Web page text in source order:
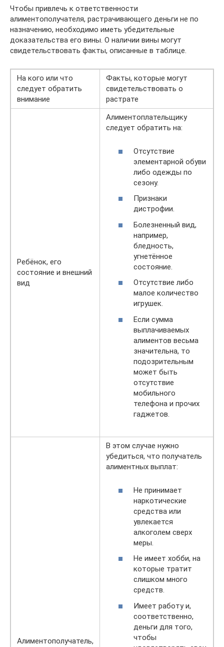
Чтобы привлечь к ответственности
алиментополучателя, растрачивающего деньги не по
назначению, необходимо иметь убедительные
доказательства его вины. О наличии вины могут
свидетельствовать факты, описанные в таблице.
На кого или что
следует обратить
внимание
Факты, которые могут
свидетельствовать о
растрате
Ребёнок, его
состояние и внешний
вид
Алиментоплательщику
следует обратить на:
Отсутствие
элементарной обуви
либо одежды по
сезону.
Признаки
дистрофии.
Болезненный вид,
например,
бледность,
угнетённое
состояние.
Отсутствие либо
малое количество
игрушек.
Если сумма
выплачиваемых
алиментов весьма
значительна, то
подозрительным
может быть
отсутствие
мобильного
телефона и прочих
гаджетов.
Алиментополучатель,
В этом случае нужно
убедиться, что получатель
алиментных выплат:
Не принимает
наркотические
средства или
увлекается
алкоголем сверх
меры.
Не имеет хобби, на
которые тратит
слишком много
средств.
Имеет работу и,
соответственно,
деньги для того,
чтобы